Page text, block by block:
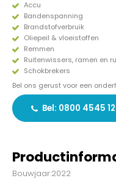
Accu
Bandenspanning
Brandstofverbruik
Oliepeil & vloeistoffen
Remmen
Ruitenwissers, ramen en
Schokbrekers
Bel ons gerust voor een
Bel: 0800 4545
Bouwjaar:2022